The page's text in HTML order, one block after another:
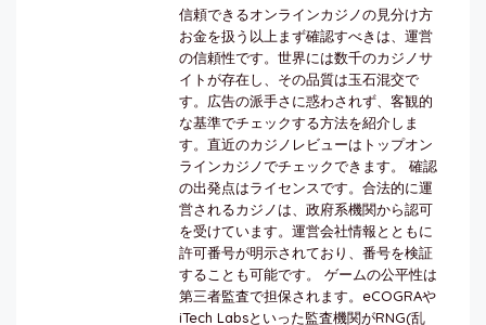
信頼できるオンラインカジノの見分け方
お金を扱う以上まず確認すべきは、運営
の信頼性です。世界には数千のカジノサ
イトが存在し、その品質は玉石混交で
す。広告の派手さに惑わされず、客観的
な基準でチェックする方法を紹介しま
す。直近のカジノレビューはトップオン
ラインカジノでチェックできます。 確認
の出発点はライセンスです。合法的に運
営されるカジノは、政府系機関から認可
を受けています。運営会社情報とともに
許可番号が明示されており、番号を検証
することも可能です。 ゲームの公平性は
第三者監査で担保されます。eCOGRAや
iTech Labsといった監査機関がRNG(乱